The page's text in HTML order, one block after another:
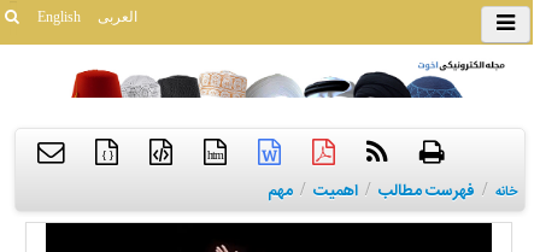
English العربی
htm
{ }
خانه / فهرست مطالب / اهمیت / مهم